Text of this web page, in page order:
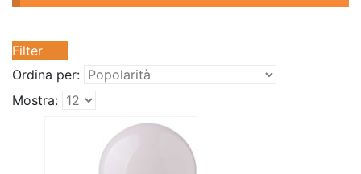
Filter
Ordina per:
Mostra: